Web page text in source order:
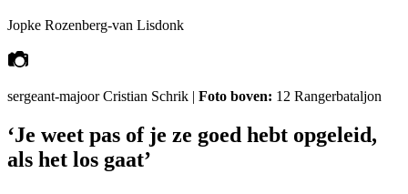
Jopke Rozenberg-van Lisdonk
sergeant-majoor Cristian Schrik | Foto boven: 12 Rangerbataljon
‘Je weet pas of je ze goed hebt opgeleid,
als het los gaat’